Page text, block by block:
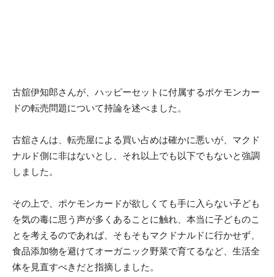
古舘伊知郎さんが、ハッピーセットに付属するポケモンカー
ドの転売問題について持論を述べました。
古舘さんは、転売屋による買い占めは確かに悪いが、マクド
ナルド側に非はないとし、それ以上でも以下でもないと強調
しました。
その上で、ポケモンカードが欲しくても手に入らない子ども
を気の毒に思う声が多くあることに触れ、本当に子どものこ
とを考えるのであれば、そもそもマクドナルドに行かせず、
食品添加物を避けてオーガニック野菜で育てるなど、生活全
体を見直すべきだと指摘しました。